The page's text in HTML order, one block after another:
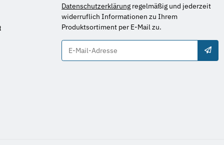
Datenschutzerklärung regelmäßig und jederzeit
widerruflich Informationen zu Ihrem
Produktsortiment per E-Mail zu.